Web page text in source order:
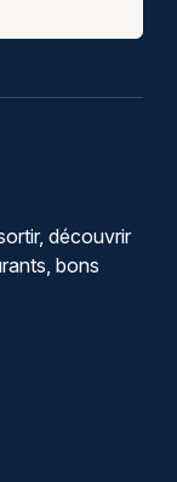
découvrir
bons